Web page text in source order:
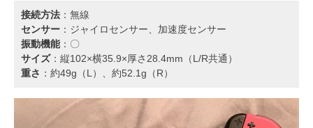
接続方法 ：無線
センサー ：ジャイロセンサー、加速度センサー
振動機能：〇
サイズ：縦102×横35.9×厚さ28.4mm（L/R共通）
重さ ：約49g（L）、約52.1g（R）